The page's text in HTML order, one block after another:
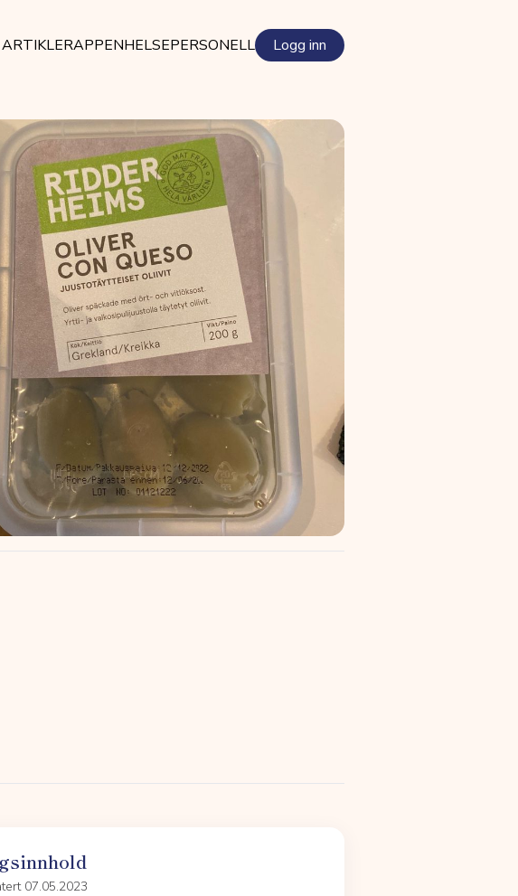
ARTIKLERAPPENHELSEPERSONELL Logg inn
07.05.2023